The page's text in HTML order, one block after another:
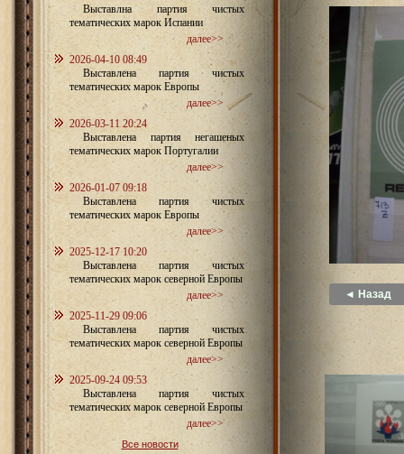
Выставлна партия чистых
тематических марок Испании
далее>>
2026-04-10 08:49
Выставлена партия чистых
тематических марок Европы
далее>>
2026-03-11 20:24
Выставлена партия негашеных
тематических марок Португалии
далее>>
2026-01-07 09:18
Выставлена партия чистых
тематических марок Европы
далее>>
2025-12-17 10:20
Выставлена партия чистых
тематических марок северной Европы
далее>>
2025-11-29 09:06
Выставлена партия чистых
тематических марок северной Европы
далее>>
2025-09-24 09:53
Выставлена партия чистых
тематических марок северной Европы
далее>>
Все новости
◄ Назад